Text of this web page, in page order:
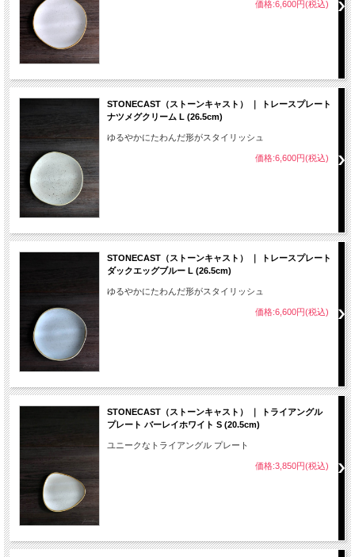
価格:6,600円(税込)
STONECAST（ストーンキャスト） ｜ トレースプレート
ナツメグクリーム L (26.5cm)
ゆるやかにたわんだ形がスタイリッシュ
価格:6,600円(税込)
STONECAST（ストーンキャスト） ｜ トレースプレート
ダックエッグブルー L (26.5cm)
ゆるやかにたわんだ形がスタイリッシュ
価格:6,600円(税込)
STONECAST（ストーンキャスト） ｜ トライアングル
プレート バーレイホワイト S (20.5cm)
ユニークなトライアングル プレート
価格:3,850円(税込)